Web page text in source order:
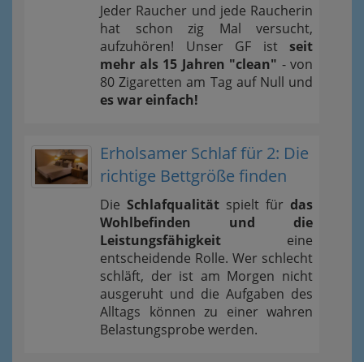
Jeder Raucher und jede Raucherin
hat schon zig Mal versucht,
aufzuhören! Unser GF ist seit
mehr als 15 Jahren "clean" - von
80 Zigaretten am Tag auf Null und
es war einfach!
Erholsamer Schlaf für 2: Die
richtige Bettgröße finden
Die Schlafqualität spielt für das
Wohlbefinden und die
Leistungsfähigkeit eine
entscheidende Rolle. Wer schlecht
schläft, der ist am Morgen nicht
ausgeruht und die Aufgaben des
Alltags können zu einer wahren
Belastungsprobe werden.